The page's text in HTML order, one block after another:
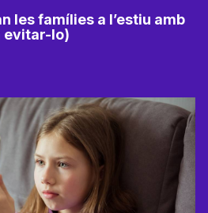
les famílies a l’estiu amb
evitar-lo)